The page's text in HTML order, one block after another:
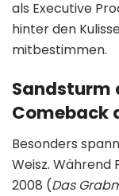
als Executive
hinter den
mitbestimmen.
Sandsturm
Comeback
Besonders
Weisz.
2008 (Das